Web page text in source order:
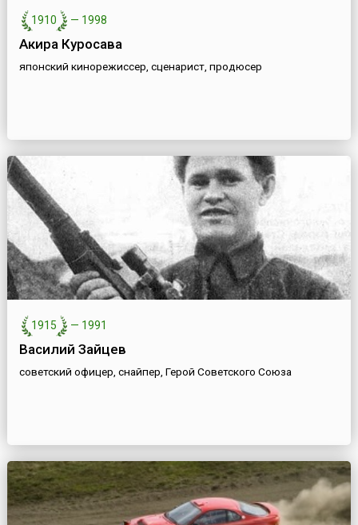
1910 — 1998
Акира Куросава
японский кинорежиссер, сценарист, продюсер
1915 — 1991
Василий Зайцев
советский офицер, снайпер, Герой Советского Союза